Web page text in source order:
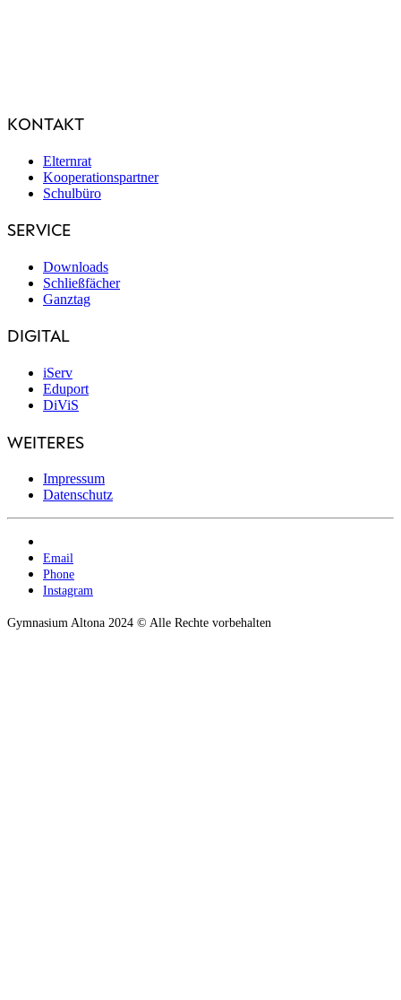
KONTAKT
Elternrat
Kooperationspartner
Schulbüro
SERVICE
Downloads
Schließfächer
Ganztag
DIGITAL
iServ
Eduport
DiViS
WEITERES
Impressum
Datenschutz
Email
Phone
Instagram
Gymnasium Altona 2024 © Alle Rechte vorbehalten